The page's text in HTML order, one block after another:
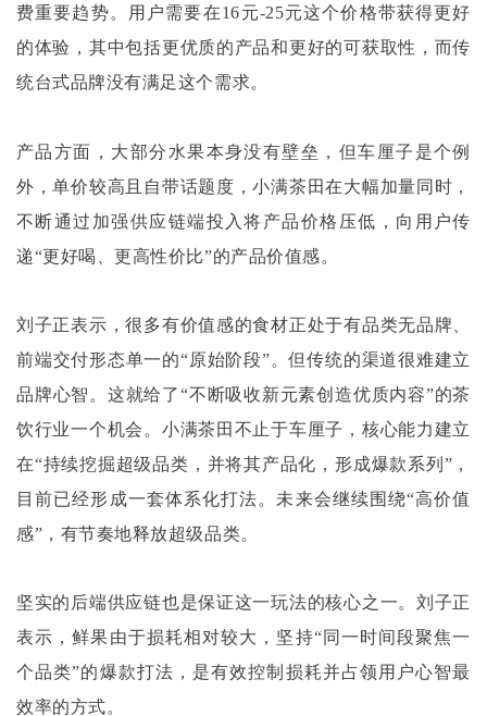
费重要趋势。用户需要在16元-25元这个价格带获得更好
的体验，其中包括更优质的产品和更好的可获取性，而传
统台式品牌没有满足这个需求。
产品方面，大部分水果本身没有壁垒，但车厘子是个例
外，单价较高且自带话题度，小满茶田在大幅加量同时，
不断通过加强供应链端投入将产品价格压低，向用户传
递“更好喝、更高性价比”的产品价值感。
刘子正表示，很多有价值感的食材正处于有品类无品牌、
前端交付形态单一的“原始阶段”。但传统的渠道很难建立
品牌心智。这就给了“不断吸收新元素创造优质内容”的茶
饮行业一个机会。小满茶田不止于车厘子，核心能力建立
在“持续挖掘超级品类，并将其产品化，形成爆款系列”，
目前已经形成一套体系化打法。未来会继续围绕“高价值
感”，有节奏地释放超级品类。
坚实的后端供应链也是保证这一玩法的核心之一。刘子正
表示，鲜果由于损耗相对较大，坚持“同一时间段聚焦一
个品类”的爆款打法，是有效控制损耗并占领用户心智最
效率的方式。